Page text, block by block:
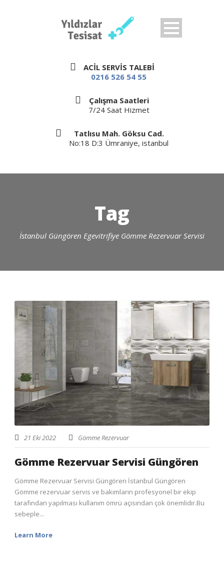
ACİL SERVİS TALEBİ
0216 526 54 55
Çalışma Saatleri
7/24 Saat Hizmet
Tatlısu Mah. Göksu Cad.
No:18 D:3 Ümraniye, istanbul
Tag
İstanbul Güngören Egevitrifiye Gömme Rezervuar Servisi
21 Eki 2022 Gömme Rezervuar
Gömme Rezervuar Servisi Güngören
Gömme Rezervuar Servisi Güngören İstanbul Güngören
Gömme rezervuar servis ve bakımların profesyonel bir ekip
tarafından yapılması kullanım ömrü açısından çok önemlidir.Bu
sebeple...
Learn More